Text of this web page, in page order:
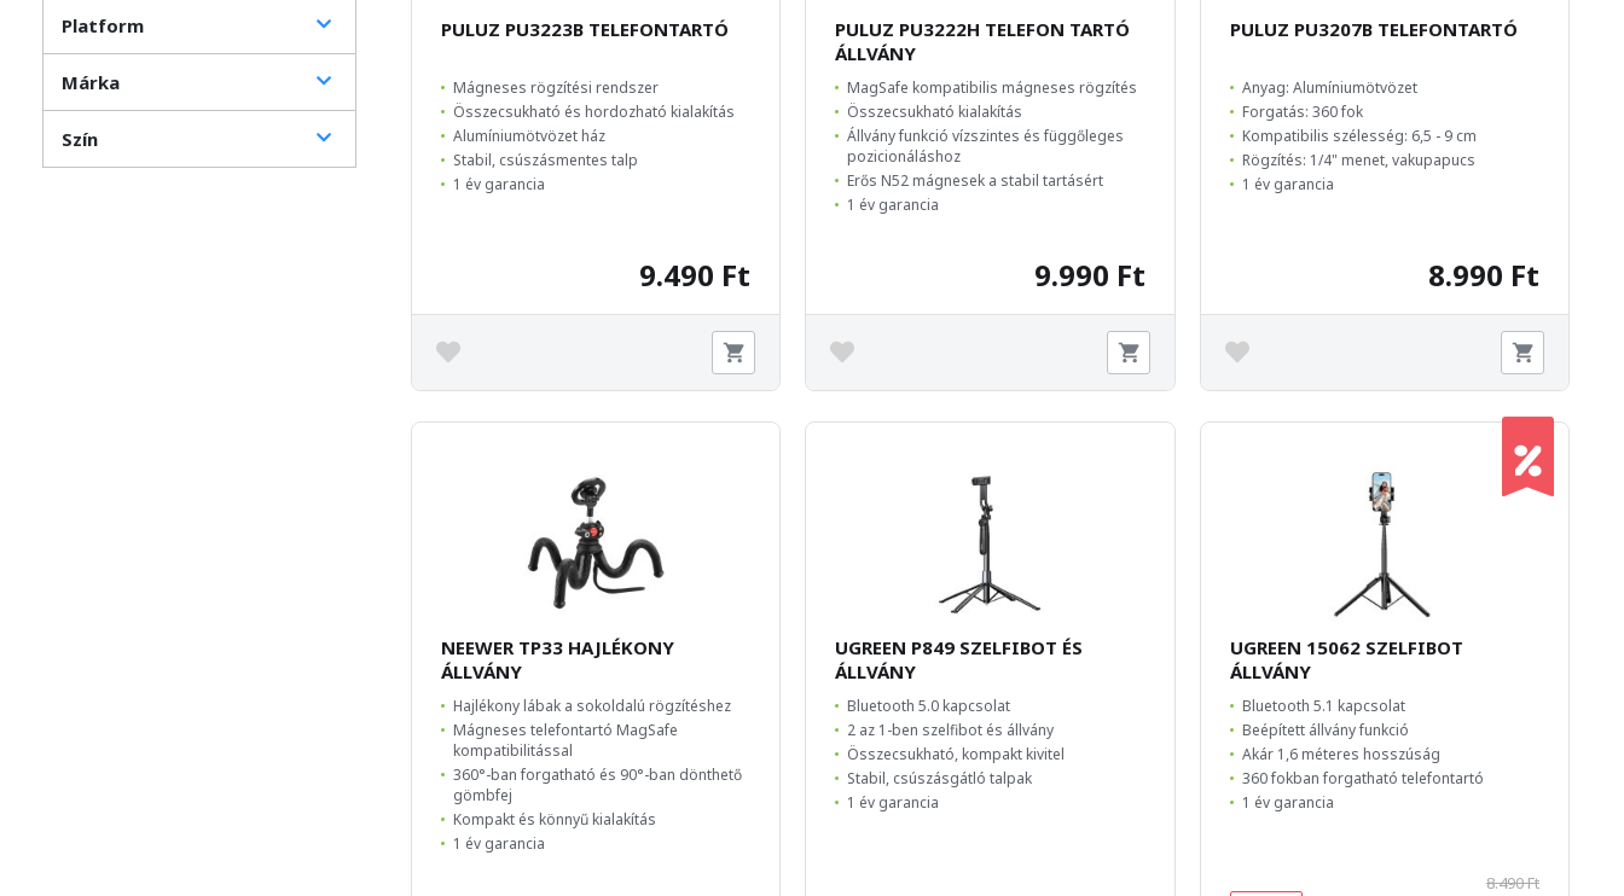
Platform
Márka
Szín
PULUZ PU3223B TELEFONTARTÓ
Mágneses rögzítési rendszer
Összecsukható és hordozható kialakítás
Alumíniumötvözet ház
Stabil, csúszásmentes talp
1 év garancia
9.490 Ft
PULUZ PU3222H TELEFON TARTÓ
ÁLLVÁNY
MagSafe kompatibilis mágneses rögzítés
Összecsukható kialakítás
Állvány funkció vízszintes és függőleges
pozicionáláshoz
Erős N52 mágnesek a stabil tartásért
1 év garancia
9.990 Ft
PULUZ PU3207B TELEFONTARTÓ
Anyag: Alumíniumötvözet
Forgatás: 360 fok
Kompatibilis szélesség: 6,5 - 9 cm
Rögzítés: 1/4" menet, vakupapucs
1 év garancia
8.990 Ft
NEEWER TP33 HAJLÉKONY
ÁLLVÁNY
Hajlékony lábak a sokoldalú rögzítéshez
Mágneses telefontartó MagSafe
kompatibilitással
360°-ban forgatható és 90°-ban dönthető
gömbfej
Kompakt és könnyű kialakítás
1 év garancia
UGREEN P849 SZELFIBOT ÉS
ÁLLVÁNY
Bluetooth 5.0 kapcsolat
2 az 1-ben szelfibot és állvány
Összecsukható, kompakt kivitel
Stabil, csúszásgátló talpak
1 év garancia
UGREEN 15062 SZELFIBOT
ÁLLVÁNY
Bluetooth 5.1 kapcsolat
Beépített állvány funkció
Akár 1,6 méteres hosszúság
360 fokban forgatható telefontartó
1 év garancia
8.490 Ft